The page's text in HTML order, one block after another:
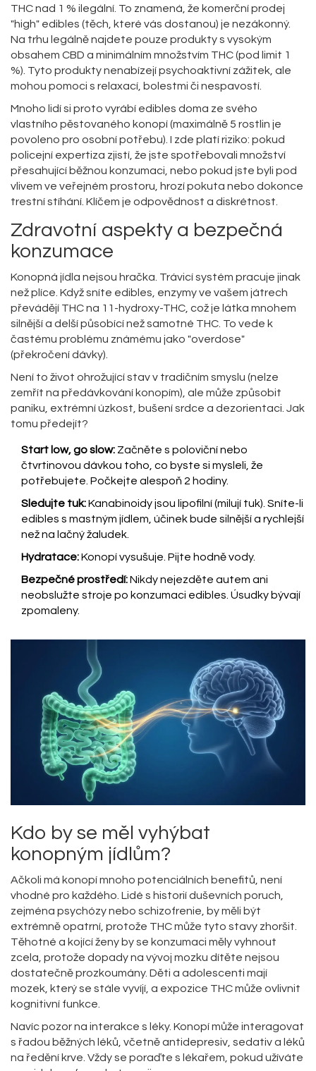
THC nad 1 % ilegální. To znamená, že komerční prodej
"high" edibles (těch, které vás dostanou) je nezákonný.
Na trhu legálně najdete pouze produkty s vysokým
obsahem CBD a minimálním množstvím THC (pod limit 1
%). Tyto produkty nenabízejí psychoaktivní zážitek, ale
mohou pomoci s relaxací, bolestmi či nespavostí.
Mnoho lidí si proto vyrábí edibles doma ze svého
vlastního pěstovaného konopí (maximálně 5 rostlin je
povoleno pro osobní potřebu). I zde platí riziko: pokud
policejní expertiza zjistí, že jste spotřebovali množství
přesahující běžnou konzumaci, nebo pokud jste byli pod
vlivem ve veřejném prostoru, hrozí pokuta nebo dokonce
trestní stíhání. Klíčem je odpovědnost a diskrétnost.
Zdravotní aspekty a bezpečná
konzumace
Konopná jídla nejsou hračka. Trávicí systém pracuje jinak
než plíce. Když sníte edibles, enzymy ve vašem játrech
převádějí THC na 11-hydroxy-THC, což je látka mnohem
silnější a delší působící než samotné THC. To vede k
častému problému známému jako "overdose"
(překročení dávky).
Není to život ohrožující stav v tradičním smyslu (nelze
zemřít na předávkování konopím), ale může způsobit
paniku, extrémní úzkost, bušení srdce a dezorientaci. Jak
tomu předejít?
Start low, go slow: Začněte s poloviční nebo
čtvrtinovou dávkou toho, co byste si mysleli, že
potřebujete. Počkejte alespoň 2 hodiny.
Sledujte tuk:Kanabinoidy jsou lipofilní (milují tuk). Sníte-li
edibles s mastným jídlem, účinek bude silnější a rychlejší
než na lačný žaludek.
Hydratace:Konopí vysušuje. Pijte hodně vody.
Bezpečné prostředí:Nikdy nejezděte autem ani
neobslužte stroje po konzumaci edibles. Úsudky bývají
zpomaleny.
Kdo by se měl vyhýbat
konopným jídlům?
Ačkoli má konopí mnoho potenciálních benefitů, není
vhodné pro každého. Lidé s historií duševních poruch,
zejména psychózy nebo schizofrenie, by měli být
extrémně opatrní, protože THC může tyto stavy zhoršit.
Těhotné a kojící ženy by se konzumaci měly vyhnout
zcela, protože dopady na vývoj mozku dítěte nejsou
dostatečně prozkoumány. Děti a adolescenti mají
mozek, který se stále vyvíjí, a expozice THC může ovlivnit
kognitivní funkce.
Navíc pozor na interakce s léky. Konopí může interagovat
s řadou běžných léků, včetně antidepresiv, sedativ a léků
na ředění krve. Vždy se poraďte s lékařem, pokud užíváte